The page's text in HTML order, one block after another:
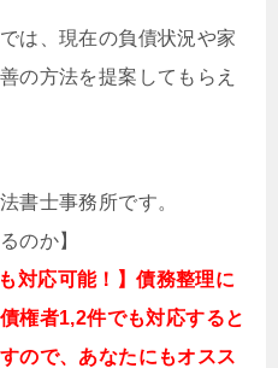
は、現在の負債状況や家
の方法を提案してもらえ
書士事務所です。
のか】
対応可能！】債務整理に
権者1,2件でも対応すると
ので、あなたにもオスス